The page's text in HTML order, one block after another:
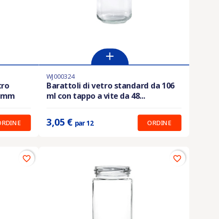
Prodotto disponibile con diverse opzioni
Prix unitaire :0.254 €
WJ000324
Barattoli di vetro standard da 106
ml con tappo a vite da 48...
3,05 € par 12 ORDINE
favorite_border favorite_border